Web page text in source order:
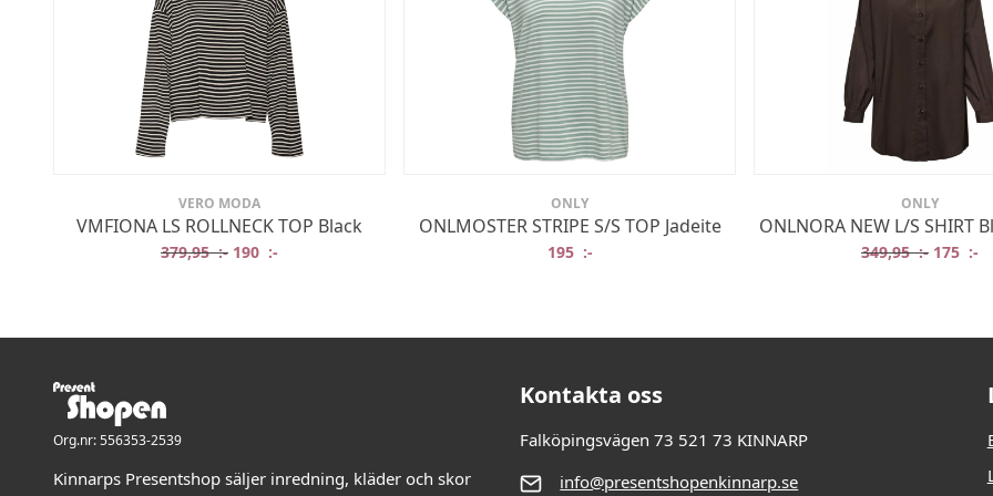
VERO MODA
VMFIONA LS ROLLNECK TOP Black
379,95:- Det ursprungliga priset var: 379,95 :-.
190 :-
ONLY
ONLMOSTER STRIPE S/S TOP Jadeite
195 :-
ONLY
ONLNORA NEW L/S SHIRT
349,95:- Det
175 :-
Org.nr: 556353-2539
Kinnarps Presentshop säljer inredning, kläder och skor
Kontakta oss
Falköpingsvägen 73 521 73 KINNARP
info@presentshopenkinnarp.se